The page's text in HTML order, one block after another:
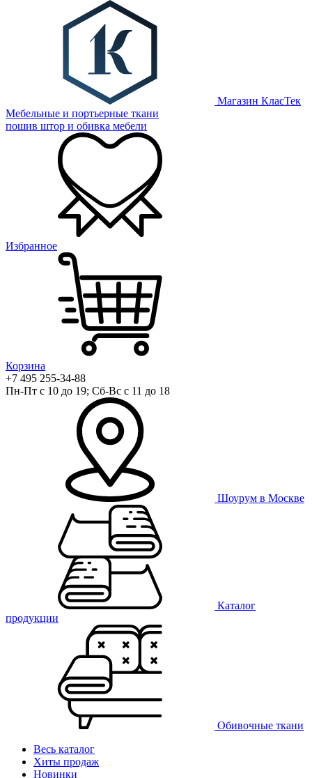
Магазин КласТек
Мебельные и портьерные ткани
пошив штор и обивка мебели
Избранное
Корзина
+7 495 255-34-88
Пн-Пт с 10 до 19; Сб-Вс с 11 до 18
Шоурум в Москве
Каталог
продукции
Обивочные ткани
Весь каталог
Хиты продаж
Новинки